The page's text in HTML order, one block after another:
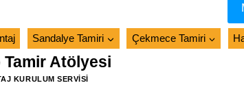
Sandalye Tamiri Çekmece Tamiri
Tamir Atölyesi
KURULUM SERVISI